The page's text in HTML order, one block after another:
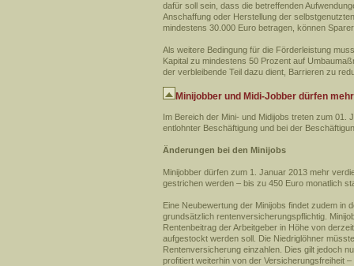
dafür soll sein, dass die betreffenden
Anschaffung oder Herstellung der
mindestens 30.000 Euro betragen, können
Als weitere Bedingung für die Förderleistung
Kapital zu mindestens 50 Prozent auf
der verbleibende Teil dazu dient, Barrieren zu
Minijobber und Midi-Jobber dürfen
Im Bereich der Mini- und Midijobs treten zum 01.
entlohnter Beschäftigung und bei der
Änderungen bei den Minijobs
Minijobber dürfen zum 1. Januar 2013 mehr
gestrichen werden – bis zu 450 Euro monatlich
Eine Neubewertung der Minijobs findet zudem in
grundsätzlich rentenversicherungspflichtig.
Rentenbeitrag der Arbeitgeber in Höhe von
aufgestockt werden soll. Die Niedriglöhner
Rentenversicherung einzahlen. Dies gilt jedoch
profitiert weiterhin von der Versicherungsfreiheit